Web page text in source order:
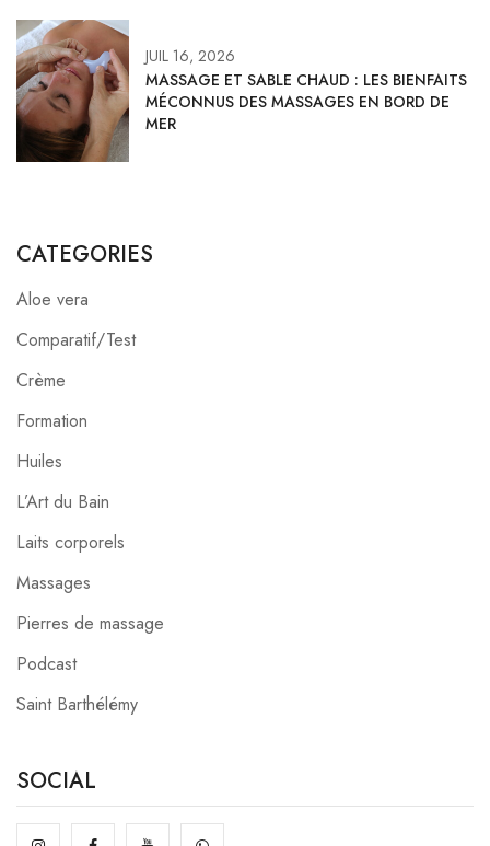
JUIL 16, 2026
MASSAGE ET SABLE CHAUD : LES BIENFAITS
MÉCONNUS DES MASSAGES EN BORD DE
MER
CATEGORIES
Aloe vera
Comparatif/Test
Crème
Formation
Huiles
L’Art du Bain
Laits corporels
Massages
Pierres de massage
Podcast
Saint Barthélémy
SOCIAL